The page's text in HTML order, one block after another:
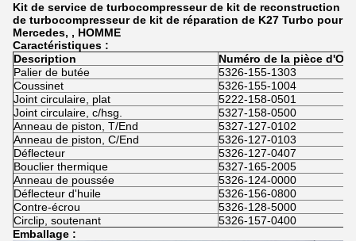
Kit de service de turbocompresseur de kit de reconstruction
de turbocompresseur de kit de réparation de K27 Turbo pour
Mercedes, , HOMME
Caractéristiques :
Description
Numéro de la pièce d'OE
Palier de butée
5326-155-1303
Coussinet
5326-155-1004
Joint circulaire, plat
5222-158-0501
Joint circulaire, c/hsg.
5327-158-0500
Anneau de piston, T/End
5327-127-0102
Anneau de piston, C/End
5326-127-0103
Déflecteur
5326-127-0407
Bouclier thermique
5327-165-2005
Anneau de poussée
5326-124-0000
Déflecteur d'huile
5326-156-0800
Contre-écrou
5326-128-5000
Circlip, soutenant
5326-157-0400
Emballage :